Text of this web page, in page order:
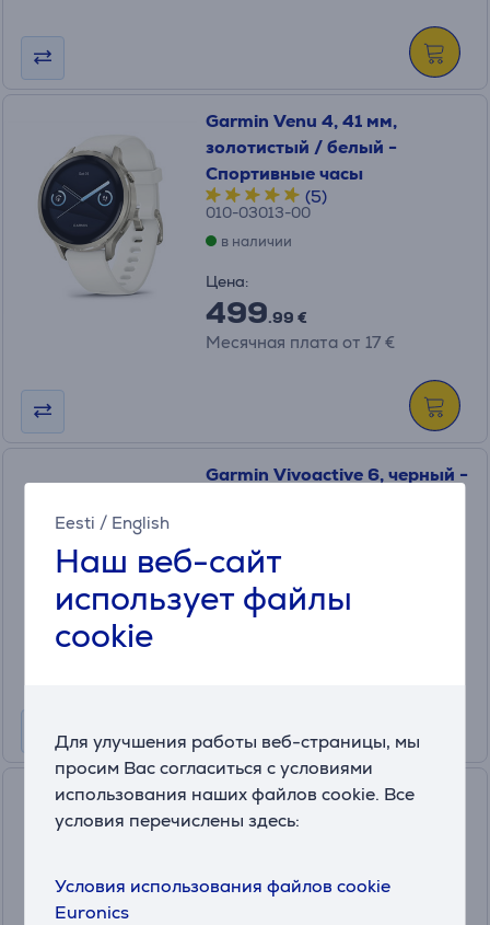
Eesti / English
Наш веб-сайт
использует файлы
cookie
Для улучшения работы веб-страницы, мы
просим Вас согласиться с условиями
использования наших файлов cookie. Все
условия перечислены здесь:
Условия использования файлов cookie
Euronics
Garmin Venu 4, 41 мм,
золотистый / белый -
Спортивные часы
(5)
010-03013-00
в наличии
Цена:
499.99 €
Месячная плата от 17 €
Garmin Vivoactive 6, черный -
в наличии
Цена:
279
Garmin Venu 3S, серый -
Спортивные часы
в наличии